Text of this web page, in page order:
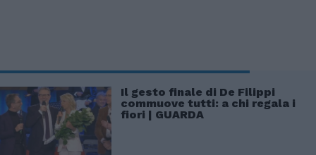
Il gesto finale di De Filippi
commuove tutti: a chi regala i
fiori | GUARDA